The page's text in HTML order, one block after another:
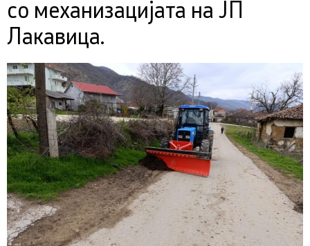
со механизацијата на ЈП
Лакавица.